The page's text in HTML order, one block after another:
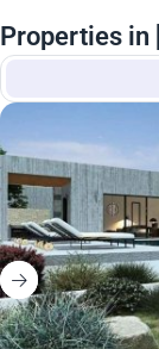
Properties in
Espacio vital
Precio